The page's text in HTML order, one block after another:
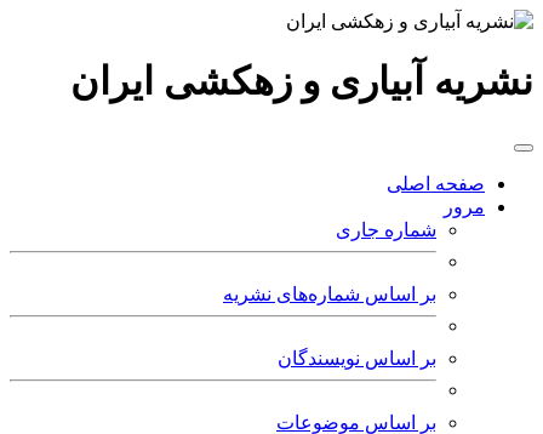
نشریه آبیاری و زهکشی ایران
صفحه اصلی
مرور
شماره جاری
بر اساس شماره‌های نشریه
بر اساس نویسندگان
بر اساس موضوعات